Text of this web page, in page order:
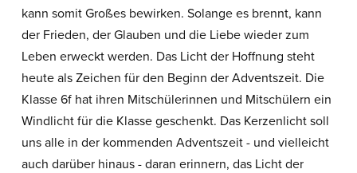
kann somit Großes bewirken. Solange es brennt, kann
der Frieden, der Glauben und die Liebe wieder zum
Leben erweckt werden. Das Licht der Hoffnung steht
heute als Zeichen für den Beginn der Adventszeit. Die
Klasse 6f hat ihren Mitschülerinnen und Mitschülern ein
Windlicht für die Klasse geschenkt. Das Kerzenlicht soll
uns alle in der kommenden Adventszeit - und vielleicht
auch darüber hinaus - daran erinnern, das Licht der